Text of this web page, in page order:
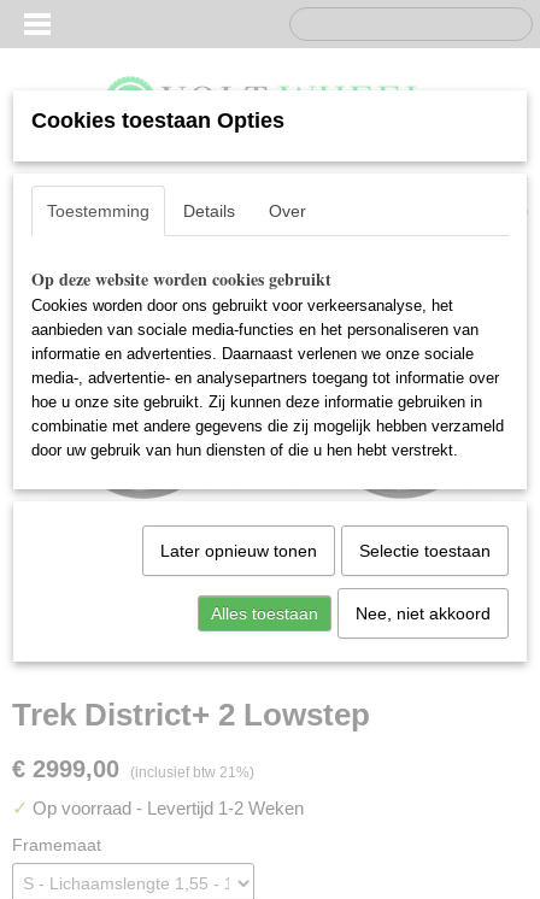
Inloggen Registreren
UW WINKELWAGEN
(0)
Trek District+ 2 Lowstep
€ 2999,00 (inclusief btw 21%)
✓ Op voorraad - Levertijd 1-2 Weken
Framemaat
Cookies toestaan Opties
Toestemming Details Over
Op deze website worden cookies gebruikt
Cookies worden door ons gebruikt voor verkeersanalyse, het
aanbieden van sociale media-functies en het personaliseren van
informatie en advertenties. Daarnaast verlenen we onze sociale
media-, advertentie- en analysepartners toegang tot informatie over
hoe u onze site gebruikt. Zij kunnen deze informatie gebruiken in
combinatie met andere gegevens die zij mogelijk hebben verzameld
door uw gebruik van hun diensten of die u hen hebt verstrekt.
Later opnieuw tonen Selectie toestaan
Alles toestaan Nee, niet akkoord